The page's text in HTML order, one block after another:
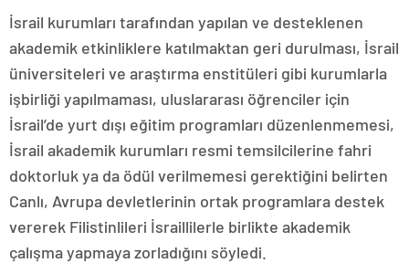
İsrail kurumları tarafından yapılan ve desteklenen
akademik etkinliklere katılmaktan geri durulması, İsrail
üniversiteleri ve araştırma enstitüleri gibi kurumlarla
işbirliği yapılmaması, uluslararası öğrenciler için
İsrail’de yurt dışı eğitim programları düzenlenmemesi,
İsrail akademik kurumları resmi temsilcilerine fahri
doktorluk ya da ödül verilmemesi gerektiğini belirten
Canlı, Avrupa devletlerinin ortak programlara destek
vererek Filistinlileri İsraillilerle birlikte akademik
çalışma yapmaya zorladığını söyledi.